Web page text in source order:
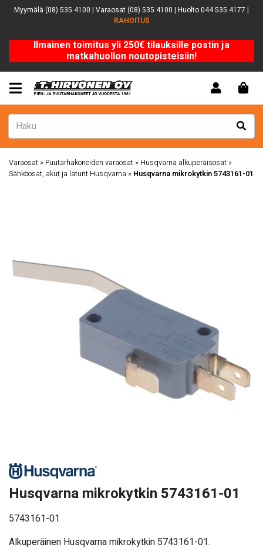
Myymälä (08) 535 4100 | Varaosat (08) 535 4100 | Huolto 044 535 4177 |
RAHOITUS
Ilmainen toimitus yli 250€ tilauksille postin ja
matkahuollon noutopisteisiin!
Varaosat » Puutarhakoneiden varaosat » Husqvarna alkuperäisosat »
Sähköosat, akut ja laturit Husqvarna » Husqvarna mikrokytkin 5743161-01
Husqvarna mikrokytkin 5743161-01
5743161-01
Alkuperäinen Husqvarna mikrokytkin 5743161-01.